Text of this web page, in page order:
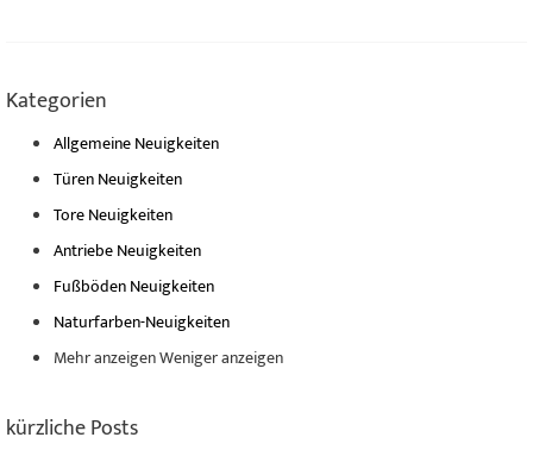
Kategorien
Allgemeine Neuigkeiten
Türen Neuigkeiten
Tore Neuigkeiten
Antriebe Neuigkeiten
Fußböden Neuigkeiten
Naturfarben-Neuigkeiten
Mehr anzeigenWeniger anzeigen
kürzliche Posts